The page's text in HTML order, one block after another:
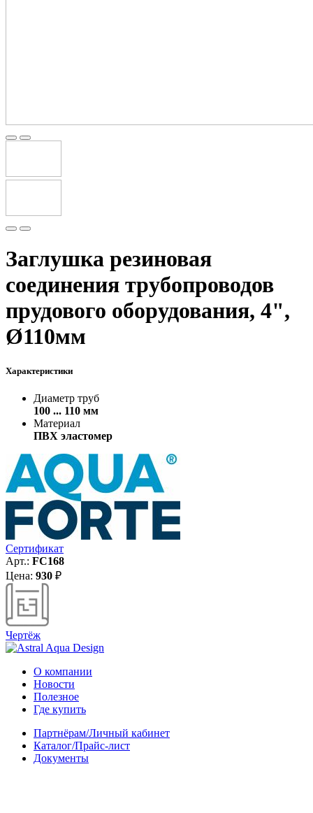
Заглушка резиновая
соединения трубопроводов
прудового оборудования, 4",
Ø110мм
Характеристики
Диаметр труб
100 ... 110 мм
Материал
ПВХ эластомер
Сертификат
Арт.: FC168
Цена: 930 ₽
Чертёж
О компании
Новости
Полезное
Где купить
Партнёрам/Личный кабинет
Каталог/Прайс-лист
Документы